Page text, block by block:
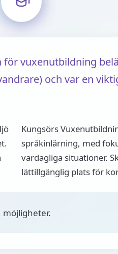
vuxenutbildning
och var en
Kungsörs
språkinlärning, med
vardagliga situationer.
lättillgänglig plats för
möjligheter.